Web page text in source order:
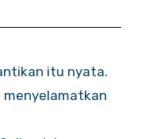
itu nyata.
menyelamatkan